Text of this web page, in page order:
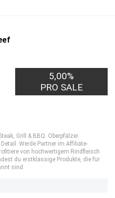
5,00%
PRO SALE
Grill & BBQ. Oberpfälzer
Werde Partner im Affiliate-
von hochwertigem Rindfleisch
du erstklassige Produkte, die für
sind.